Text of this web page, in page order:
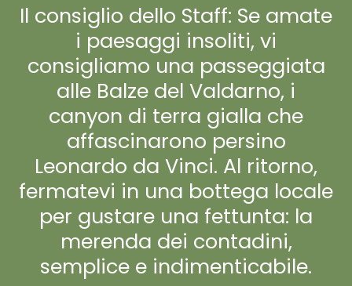
Il consiglio dello Staff: Se amate
i paesaggi insoliti, vi
consigliamo una passeggiata
alle Balze del Valdarno, i
canyon di terra gialla che
affascinarono persino
Leonardo da Vinci. Al ritorno,
fermatevi in una bottega locale
per gustare una fettunta: la
merenda dei contadini,
semplice e indimenticabile.